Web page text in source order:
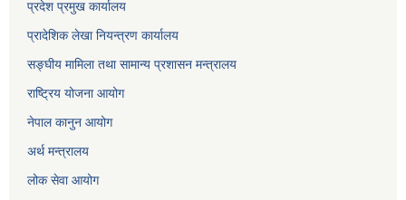
प्रदेश प्रमुख कार्यालय
प्रादेशिक लेखा नियन्त्रण कार्यालय
सङ्‍घीय मामिला तथा सामान्य प्रशासन मन्त्रालय
राष्ट्रिय योजना आयोग
नेपाल कानुन आयोग
अर्थ मन्त्रालय
लोक सेवा आयोग